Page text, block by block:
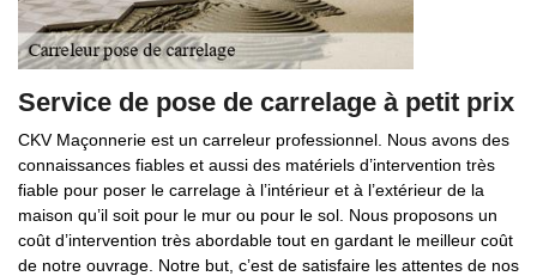
Service de pose de carrelage à petit prix
CKV Maçonnerie est un carreleur professionnel. Nous avons des
connaissances fiables et aussi des matériels d’intervention très
fiable pour poser le carrelage à l’intérieur et à l’extérieur de la
maison qu’il soit pour le mur ou pour le sol. Nous proposons un
coût d’intervention très abordable tout en gardant le meilleur coût
de notre ouvrage. Notre but, c’est de satisfaire les attentes de nos